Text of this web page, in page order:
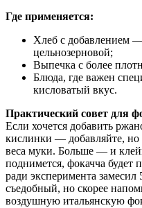
Где применяется:
Хлеб с добавлением
цельнозерновой;
Выпечка с более
Блюда, где важен
кисловатый вкус.
Практический совет для
Если хочется добавить
кислинки — добавляйте,
веса муки. Больше — и
поднимется, фокачча
ради эксперимента
съедобный, но скорее
воздушную итальянскую